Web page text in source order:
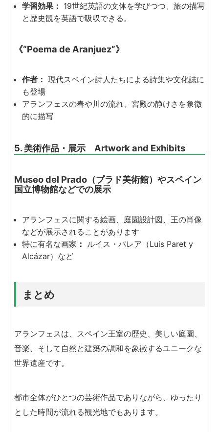
学習効果： 19世紀英語の文体を学びつつ、旅の描写
と歴史観を英語で吸収できる。
《“Poema de Aranjuez”》
作者： 現代スペイン詩人たちによる詩集や文化誌に
も登場
アランフェスの春や川の流れ、宮殿の静けさを象徴
的に描写
5. 美術作品・展示 Artwork and Exhibits
Museo del Prado（プラド美術館）やスペイン
国立博物館などでの展示
アランフェスに関する絵画、庭園設計図、王の肖像
などが展示されることがあります
特に有名な画家 ：
ルイス・パレア（Luis Paret y
Alcázar）など
まとめ
アランフェスは、スペイン王室の歴史、美しい庭園、
音楽、そして自然と建築の調和を象徴するユニークな
世界遺産です。
都市全体がひとつの芸術作品でありながら、ゆったり
とした時間が流れる観光地でもあります。